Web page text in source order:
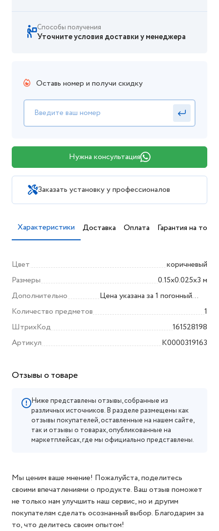
Способы получения
Уточните условия доставки у менеджера
Оставь номер и получи скидку
Нужна консультация
Заказать установку у профессионалов
Характеристики Доставка Оплата Гарантия на товар
Цвет
коричневый
Размеры
0.15x0.025x3 м
Дополнительно
Цена указана за 1 погонный
Количество предметов
1
ШтрихКод
161528198
Артикул
K0000319163
Отзывы о товаре
Ниже представлены отзывы, собранные из
различных источников. В разделе размещены как
отзывы покупателей, оставленные на нашем сайте,
так и отзывы о товарах, опубликованные на
маркетплейсах, где мы официально представлены.
Мы ценим ваше мнение! Пожалуйста, поделитесь
своими впечатлениями о продукте. Ваш отзыв поможет
не только нам улучшить наш сервис, но и другим
покупателям сделать осознанный выбор. Благодарим за
то, что делитесь своим опытом!